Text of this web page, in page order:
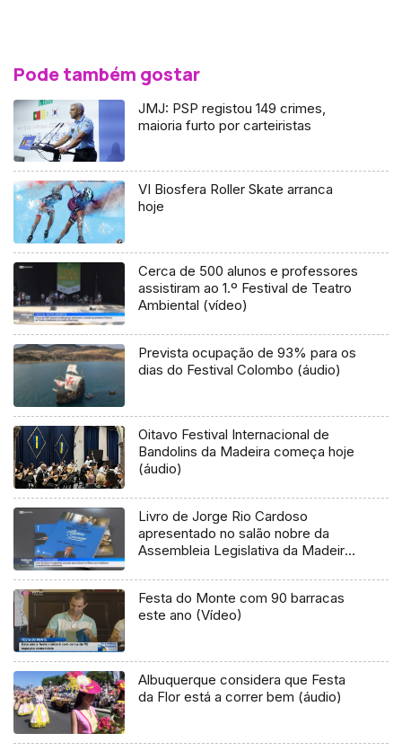
Pode também gostar
JMJ: PSP registou 149 crimes,
maioria furto por carteiristas
VI Biosfera Roller Skate arranca
hoje
Cerca de 500 alunos e professores
assistiram ao 1.º Festival de Teatro
Ambiental (vídeo)
Prevista ocupação de 93% para os
dias do Festival Colombo (áudio)
Oitavo Festival Internacional de
Bandolins da Madeira começa hoje
(áudio)
Livro de Jorge Rio Cardoso
apresentado no salão nobre da
Assembleia Legislativa da Madeira
Festa do Monte com 90 barracas
este ano (Vídeo)
Albuquerque considera que Festa
da Flor está a correr bem (áudio)